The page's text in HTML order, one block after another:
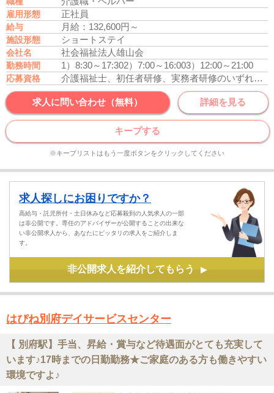
雇用形態 正社員
給与 月給：132,600円～
施設形態 ショートステイ
会社名 社会福祉法人雄山会
勤務時間 1）8:30～17:302）7:00～16:003）12:00～21:00
応募資格 介護福祉士、初任者研修、実務者研修のいずれかの資格をお持ちの方
求人に問い合わせ（無料） 詳細を見る
キープする
※キープリストはもう一度ボタンをクリックしてください
求人探しにお困りですか？
高給与・託児所付・土日休みなど応募殺到の人気求人の一部
は非公開です。専任のアドバイザーが公開することの出来な
い非公開求人から、あなたにピッタリの求人をご紹介しま
す。
非公開求人を紹介してもらう ▶
はぴね別府デイサービスセンター
【 別府駅】手当、昇給・賞与など待遇面がとても充実して
います♪17時までの日勤勤務★ご家庭のある方も働きやすい
環境ですよ♪